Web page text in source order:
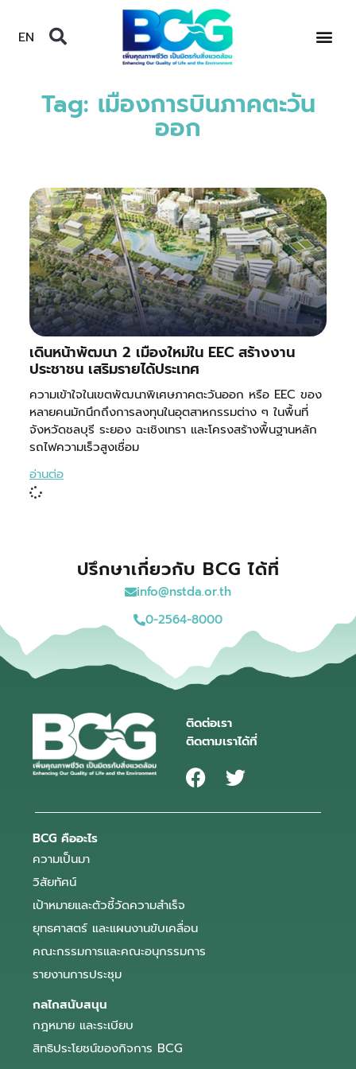
EN
Tag: เมืองการบินภาคตะวัน
ออก
เดินหน้าพัฒนา 2 เมืองใหม่ใน EEC สร้างงาน
ประชาชน เสริมรายได้ประเทศ
ความเข้าใจในเขตพัฒนาพิเศษภาคตะวันออก หรือ EEC ของ
หลายคนมักนึกถึงการลงทุนในอุตสาหกรรมต่าง ๆ ในพื้นที่
จังหวัดชลบุรี ระยอง ฉะเชิงเทรา และโครงสร้างพื้นฐานหลัก
รถไฟความเร็วสูงเชื่อม
อ่านต่อ
ปรึกษาเกี่ยวกับ BCG ได้ที่
info@nstda.or.th
0-2564-8000
ติดต่อเรา
ติดตามเราได้ที่
BCG คืออะไร
ความเป็นมา
วิสัยทัศน์
เป้าหมายและตัวชี้วัดความสำเร็จ
ยุทธศาสตร์ และแผนงานขับเคลื่อน
คณะกรรมการและคณะอนุกรรมการ
รายงานการประชุม
กลไกสนับสนุน
กฎหมาย และระเบียบ
สิทธิประโยชน์ของกิจการ BCG